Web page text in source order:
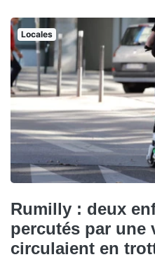
Locales
Rumilly : deux
percutés par une
circulaient en